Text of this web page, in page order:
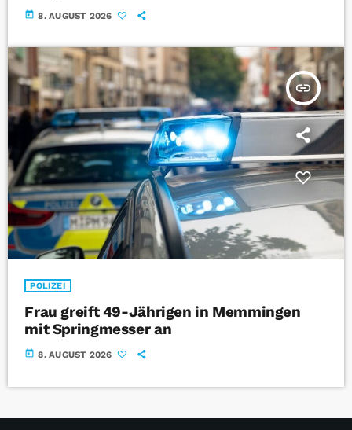
today 8. AUGUST 2026
insert_link
POLIZEI
Frau greift 49-Jährigen in Memmingen
mit Springmesser an
today 8. AUGUST 2026